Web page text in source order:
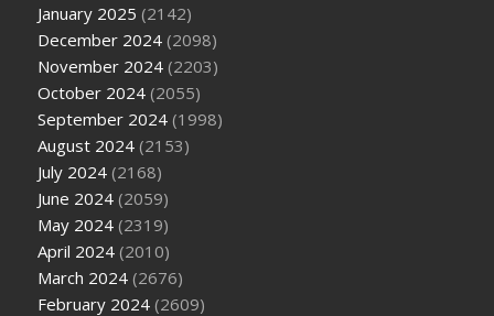
January 2025 (2142)
December 2024 (2098)
November 2024 (2203)
October 2024 (2055)
September 2024 (1998)
August 2024 (2153)
July 2024 (2168)
June 2024 (2059)
May 2024 (2319)
April 2024 (2010)
March 2024 (2676)
February 2024 (2609)